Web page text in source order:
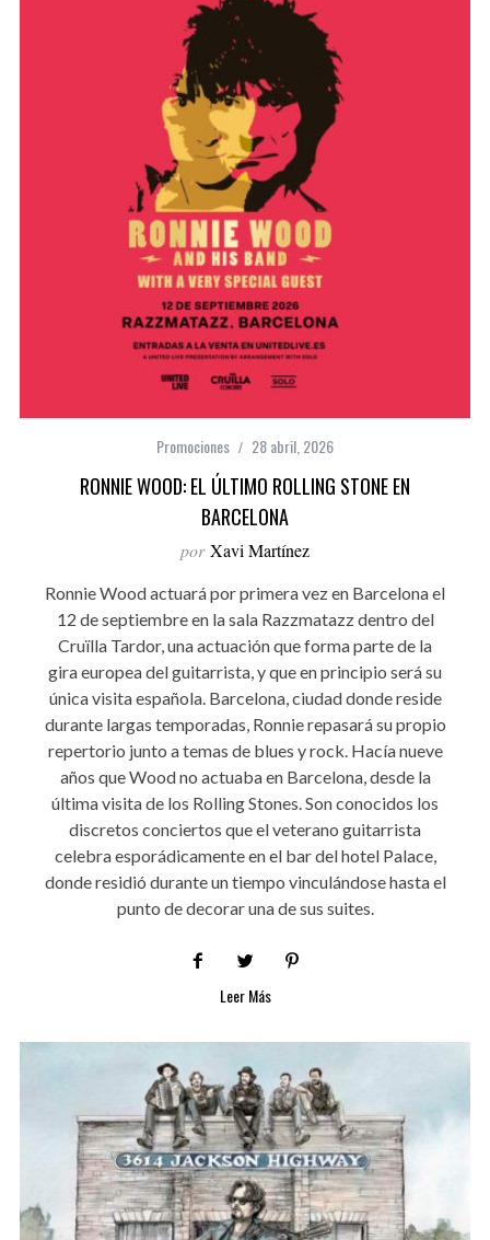
Promociones 28 abril, 2026
RONNIE WOOD: EL ÚLTIMO ROLLING STONE EN
BARCELONA
por Xavi Martínez
Ronnie Wood actuará por primera vez en Barcelona el
12 de septiembre en la sala Razzmatazz dentro del
Cruïlla Tardor, una actuación que forma parte de la
gira europea del guitarrista, y que en principio será su
única visita española. Barcelona, ciudad donde reside
durante largas temporadas, Ronnie repasará su propio
repertorio junto a temas de blues y rock. Hacía nueve
años que Wood no actuaba en Barcelona, desde la
última visita de los Rolling Stones. Son conocidos los
discretos conciertos que el veterano guitarrista
celebra esporádicamente en el bar del hotel Palace,
donde residió durante un tiempo vinculándose hasta el
punto de decorar una de sus suites.
Leer Más